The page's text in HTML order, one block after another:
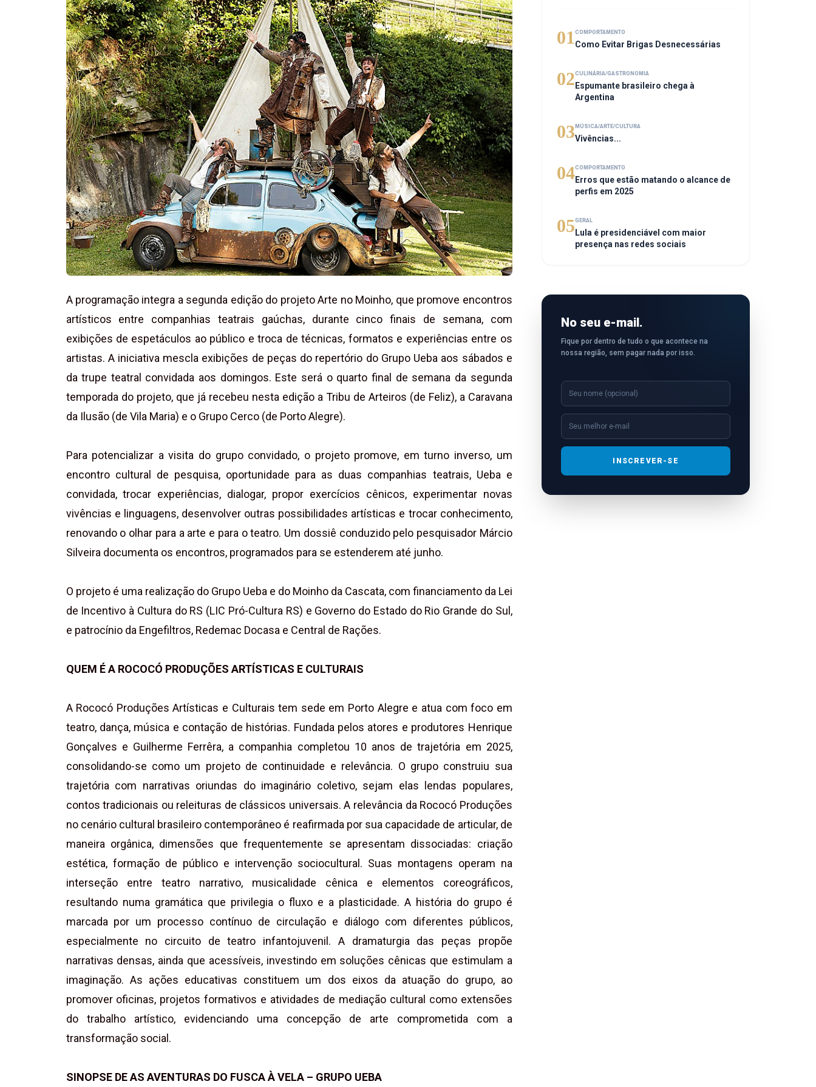
A programação integra a segunda edição do projeto Arte no Moinho, que promove encontros
artísticos entre companhias teatrais gaúchas, durante cinco finais de semana, com
exibições de espetáculos ao público e troca de técnicas, formatos e experiências entre os
artistas. A iniciativa mescla exibições de peças do repertório do Grupo Ueba aos sábados e
da trupe teatral convidada aos domingos. Este será o quarto final de semana da segunda
temporada do projeto, que já recebeu nesta edição a Tribu de Arteiros (de Feliz), a Caravana
da Ilusão (de Vila Maria) e o Grupo Cerco (de Porto Alegre).
Para potencializar a visita do grupo convidado, o projeto promove, em turno inverso, um
encontro cultural de pesquisa, oportunidade para as duas companhias teatrais, Ueba e
convidada, trocar experiências, dialogar, propor exercícios cênicos, experimentar novas
vivências e linguagens, desenvolver outras possibilidades artísticas e trocar conhecimento,
renovando o olhar para a arte e para o teatro. Um dossiê conduzido pelo pesquisador Márcio
Silveira documenta os encontros, programados para se estenderem até junho.
O projeto é uma realização do Grupo Ueba e do Moinho da Cascata, com financiamento da Lei
de Incentivo à Cultura do RS (LIC Pró-Cultura RS) e Governo do Estado do Rio Grande do Sul,
e patrocínio da Engefiltros, Redemac Docasa e Central de Rações.
QUEM É A ROCOCÓ PRODUÇÕES ARTÍSTICAS E CULTURAIS
A Rococó Produções Artísticas e Culturais tem sede em Porto Alegre e atua com foco em
teatro, dança, música e contação de histórias. Fundada pelos atores e produtores Henrique
Gonçalves e Guilherme Ferrêra, a companhia completou 10 anos de trajetória em 2025,
consolidando-se como um projeto de continuidade e relevância. O grupo construiu sua
trajetória com narrativas oriundas do imaginário coletivo, sejam elas lendas populares,
contos tradicionais ou releituras de clássicos universais. A relevância da Rococó Produções
no cenário cultural brasileiro contemporâneo é reafirmada por sua capacidade de articular, de
maneira orgânica, dimensões que frequentemente se apresentam dissociadas: criação
estética, formação de público e intervenção sociocultural. Suas montagens operam na
interseção entre teatro narrativo, musicalidade cênica e elementos coreográficos,
resultando numa gramática que privilegia o fluxo e a plasticidade. A história do grupo é
marcada por um processo contínuo de circulação e diálogo com diferentes públicos,
especialmente no circuito de teatro infantojuvenil. A dramaturgia das peças propõe
narrativas densas, ainda que acessíveis, investindo em soluções cênicas que estimulam a
imaginação. As ações educativas constituem um dos eixos da atuação do grupo, ao
promover oficinas, projetos formativos e atividades de mediação cultural como extensões
do trabalho artístico, evidenciando uma concepção de arte comprometida com a
transformação social.
SINOPSE DE AS AVENTURAS DO FUSCA À VELA – GRUPO UEBA
01 COMPORTAMENTO
Como Evitar Brigas Desnecessárias
02CULINÁRIA/GASTRONOMIA
Espumante brasileiro chega à
Argentina
03 MÚSICA/ARTE/CULTURA
Vivências...
04COMPORTAMENTO
Erros que estão matando o alcance de
perfis em 2025
05GERAL
Lula é presidenciável com maior
presença nas redes sociais
No seu e-mail.
Fique por dentro de tudo o que acontece na
nossa região, sem pagar nada por isso.
INSCREVER-SE